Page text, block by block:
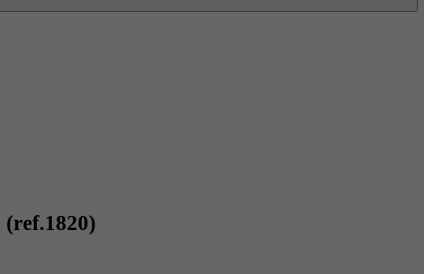
(ref.1820)